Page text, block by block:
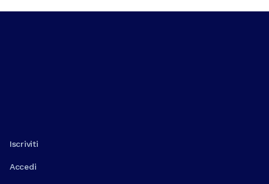
Iscriviti
Accedi